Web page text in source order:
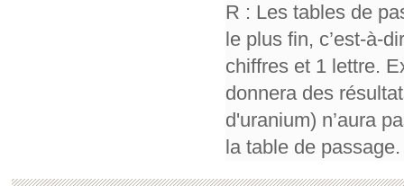
R : Les tables de
le plus fin, c’est-à-
chiffres et 1 lettre.
donnera des
d'uranium) n’aura
la table de passage.